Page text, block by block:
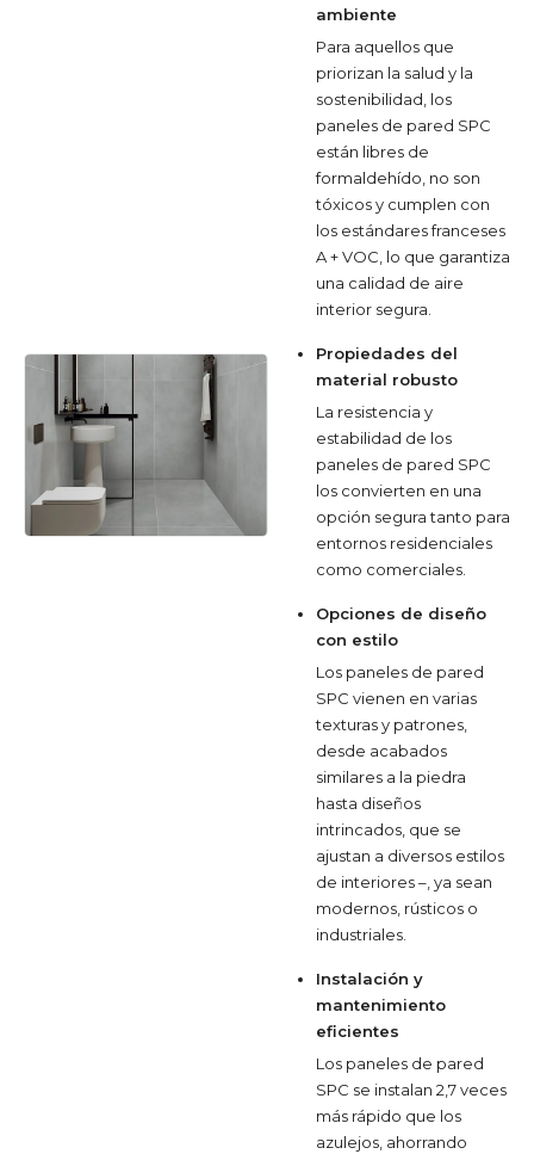
ambiente
Para aquellos que
priorizan la salud y la
sostenibilidad, los
paneles de pared SPC
están libres de
formaldehído, no son
tóxicos y cumplen con
los estándares franceses
A + VOC, lo que garantiza
una calidad de aire
interior segura.
Propiedades del
material robusto
La resistencia y
estabilidad de los
paneles de pared SPC
los convierten en una
opción segura tanto para
entornos residenciales
como comerciales.
Opciones de diseño
con estilo
Los paneles de pared
SPC vienen en varias
texturas y patrones,
desde acabados
similares a la piedra
hasta diseños
intrincados, que se
ajustan a diversos estilos
de interiores –, ya sean
modernos, rústicos o
industriales.
Instalación y
mantenimiento
eficientes
Los paneles de pared
SPC se instalan 2,7 veces
más rápido que los
azulejos, ahorrando